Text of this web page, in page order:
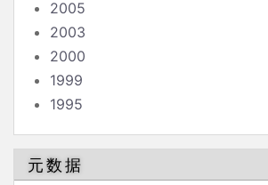
2005
2003
2000
1999
1995
元数据